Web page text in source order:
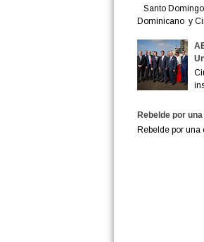
Santo
Dominicano y
Rebelde por
Rebelde por una